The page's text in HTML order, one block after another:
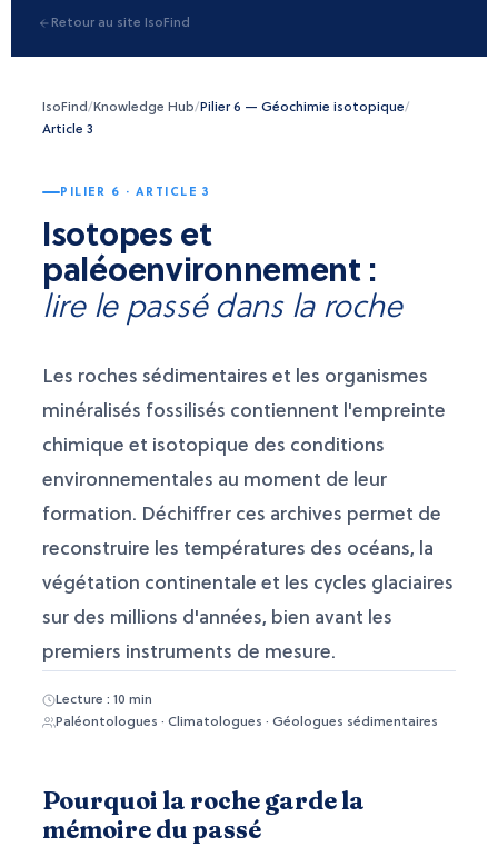
Retour au site IsoFind
IsoFind/Knowledge Hub/Pilier 6 — Géochimie isotopique/
Article 3
PILIER 6 · ARTICLE 3
Isotopes et
paléoenvironnement :
lire le passé dans la roche
Les roches sédimentaires et les organismes
minéralisés fossilisés contiennent l'empreinte
chimique et isotopique des conditions
environnementales au moment de leur
formation. Déchiffrer ces archives permet de
reconstruire les températures des océans, la
végétation continentale et les cycles glaciaires
sur des millions d'années, bien avant les
premiers instruments de mesure.
Lecture : 10 min
Paléontologues · Climatologues · Géologues sédimentaires
Pourquoi la roche garde la
mémoire du passé